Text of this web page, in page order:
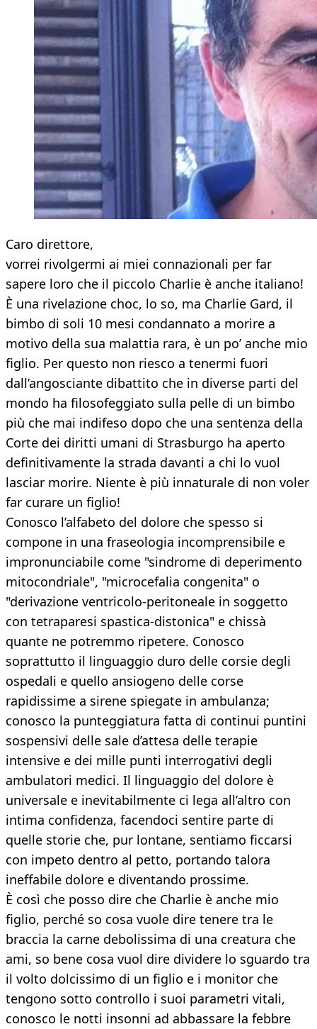
Caro direttore,
vorrei rivolgermi ai miei connazionali per far
sapere loro che il piccolo Charlie è anche italiano!
È una rivelazione choc, lo so, ma Charlie Gard, il
bimbo di soli 10 mesi condannato a morire a
motivo della sua malattia rara, è un po’ anche mio
figlio. Per questo non riesco a tenermi fuori
dall’angosciante dibattito che in diverse parti del
mondo ha filosofeggiato sulla pelle di un bimbo
più che mai indifeso dopo che una sentenza della
Corte dei diritti umani di Strasburgo ha aperto
definitivamente la strada davanti a chi lo vuol
lasciar morire. Niente è più innaturale di non voler
far curare un figlio!
Conosco l’alfabeto del dolore che spesso si
compone in una fraseologia incomprensibile e
impronunciabile come "sindrome di deperimento
mitocondriale", "microcefalia congenita" o
"derivazione ventricolo-peritoneale in soggetto
con tetraparesi spastica-distonica" e chissà
quante ne potremmo ripetere. Conosco
soprattutto il linguaggio duro delle corsie degli
ospedali e quello ansiogeno delle corse
rapidissime a sirene spiegate in ambulanza;
conosco la punteggiatura fatta di continui puntini
sospensivi delle sale d’attesa delle terapie
intensive e dei mille punti interrogativi degli
ambulatori medici. Il linguaggio del dolore è
universale e inevitabilmente ci lega all’altro con
intima confidenza, facendoci sentire parte di
quelle storie che, pur lontane, sentiamo ficcarsi
con impeto dentro al petto, portando talora
ineffabile dolore e diventando prossime.
È così che posso dire che Charlie è anche mio
figlio, perché so cosa vuole dire tenere tra le
braccia la carne debolissima di una creatura che
ami, so bene cosa vuol dire dividere lo sguardo tra
il volto dolcissimo di un figlio e i monitor che
tengono sotto controllo i suoi parametri vitali,
conosco le notti insonni ad abbassare la febbre